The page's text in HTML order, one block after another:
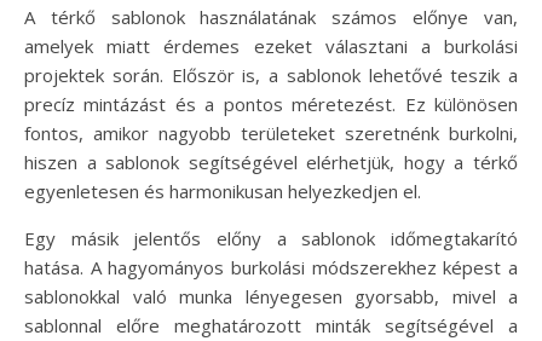
A térkő sablonok használatának számos előnye van,
amelyek miatt érdemes ezeket választani a burkolási
projektek során. Először is, a sablonok lehetővé teszik a
precíz mintázást és a pontos méretezést. Ez különösen
fontos, amikor nagyobb területeket szeretnénk burkolni,
hiszen a sablonok segítségével elérhetjük, hogy a térkő
egyenletesen és harmonikusan helyezkedjen el.
Egy másik jelentős előny a sablonok időmegtakarító
hatása. A hagyományos burkolási módszerekhez képest a
sablonokkal való munka lényegesen gyorsabb, mivel a
sablonnal előre meghatározott minták segítségével a